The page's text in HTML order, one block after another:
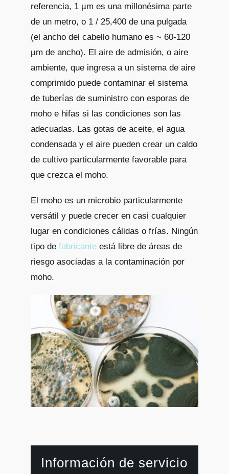
referencia, 1 µm es una millonésima parte
de un metro, o 1 / 25,400 de una pulgada
(el ancho del cabello humano es ~ 60-120
µm de ancho). El aire de admisión, o aire
ambiente, que ingresa a un sistema de aire
comprimido puede contaminar el sistema
de tuberías de suministro con esporas de
moho e hifas si las condiciones son las
adecuadas. Las gotas de aceite, el agua
condensada y el aire pueden crear un caldo
de cultivo particularmente favorable para
que crezca el moho.
El moho es un microbio particularmente
versátil y puede crecer en casi cualquier
lugar en condiciones cálidas o frías. Ningún
tipo de fabricante está libre de áreas de
riesgo asociadas a la contaminación por
moho.
Información de servicio